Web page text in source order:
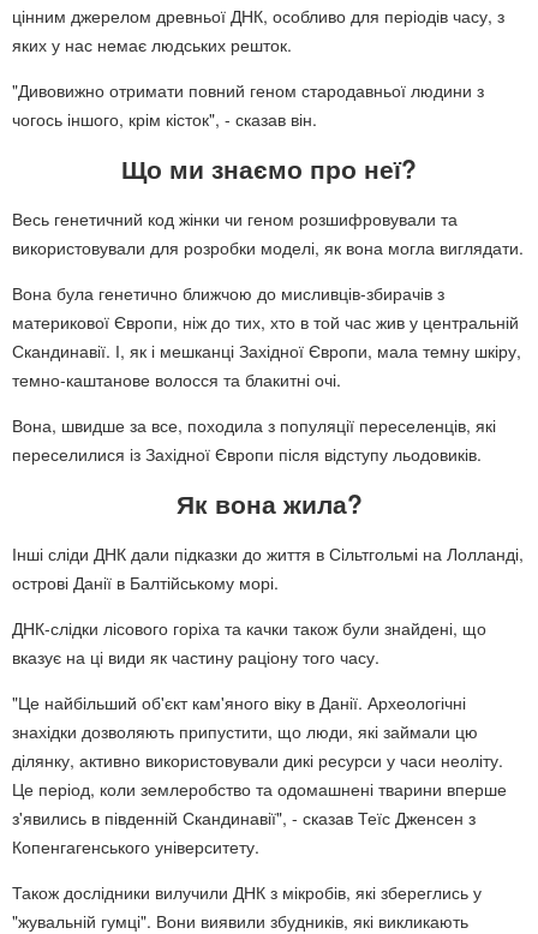
цінним джерелом древньої ДНК, особливо для періодів часу, з
яких у нас немає людських решток.
"Дивовижно отримати повний геном стародавньої людини з
чогось іншого, крім кісток", - сказав він.
Що ми знаємо про неї?
Весь генетичний код жінки чи геном розшифровували та
використовували для розробки моделі, як вона могла виглядати.
Вона була генетично ближчою до мисливців-збирачів з
материкової Європи, ніж до тих, хто в той час жив у центральній
Скандинавії. І, як і мешканці Західної Європи, мала темну шкіру,
темно-каштанове волосся та блакитні очі.
Вона, швидше за все, походила з популяції переселенців, які
переселилися із Західної Європи після відступу льодовиків.
Як вона жила?
Інші сліди ДНК дали підказки до життя в Сільтгольмі на Лолланді,
острові Данії в Балтійському морі.
ДНК-слідки лісового горіха та качки також були знайдені, що
вказує на ці види як частину раціону того часу.
"Це найбільший об'єкт кам'яного віку в Данії. Археологічні
знахідки дозволяють припустити, що люди, які займали цю
ділянку, активно використовували дикі ресурси у часи неоліту.
Це період, коли землеробство та одомашнені тварини вперше
з'явились в південній Скандинавії", - сказав Теїс Дженсен з
Копенгагенського університету.
Також дослідники вилучили ДНК з мікробів, які збереглись у
"жувальній гумці". Вони виявили збудників, які викликають